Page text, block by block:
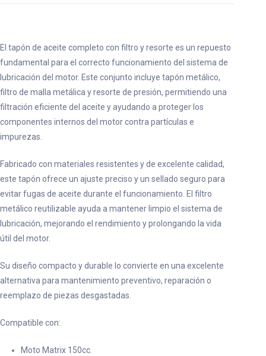
El tapón de aceite completo con filtro y resorte es un repuesto
fundamental para el correcto funcionamiento del sistema de
lubricación del motor. Este conjunto incluye tapón metálico,
filtro de malla metálica y resorte de presión, permitiendo una
filtración eficiente del aceite y ayudando a proteger los
componentes internos del motor contra partículas e
impurezas.
Fabricado con materiales resistentes y de excelente calidad,
este tapón ofrece un ajuste preciso y un sellado seguro para
evitar fugas de aceite durante el funcionamiento. El filtro
metálico reutilizable ayuda a mantener limpio el sistema de
lubricación, mejorando el rendimiento y prolongando la vida
útil del motor.
Su diseño compacto y durable lo convierte en una excelente
alternativa para mantenimiento preventivo, reparación o
reemplazo de piezas desgastadas.
Compatible con:
Moto Matrix 150cc.